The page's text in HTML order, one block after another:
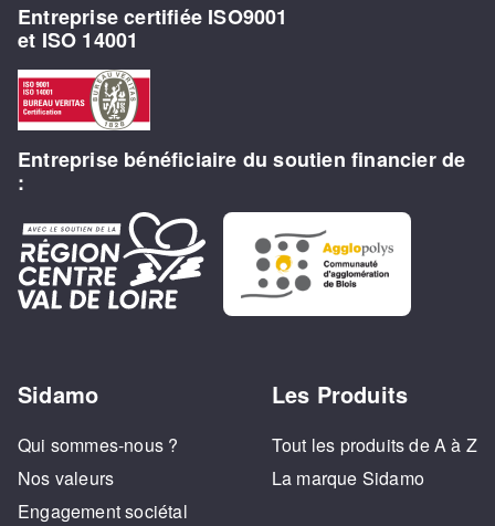
Entreprise certifiée ISO9001
et ISO 14001
Entreprise bénéficiaire du soutien financier de
:
Sidamo
Qui sommes-nous ?
Nos valeurs
Engagement sociétal
Les Produits
Tout les produits de A à Z
La marque Sidamo